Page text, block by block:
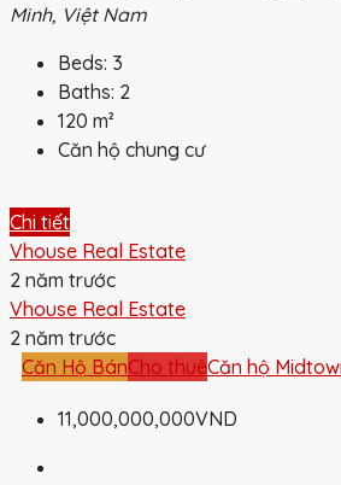
Minh, Việt Nam
Beds: 3
Baths: 2
120 m²
Căn hộ chung cư
Chi tiết
Vhouse Real Estate
2 năm trước
Vhouse Real Estate
2 năm trước
Căn Hộ BánCho thuêCăn hộ
11,000,000,000VND